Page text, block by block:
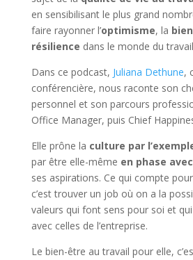
en sensibilisant le plus grand
faire rayonner l’optimisme, la
résilience dans le monde du
Dans ce podcast, Juliana Dethune,
conférencière, nous raconte son
personnel et son parcours
Office Manager, puis Chief
Elle prône la culture par
par être elle-même en phase
ses aspirations. Ce qui compte
c’est trouver un job où on a la
valeurs qui font sens pour soi et
avec celles de l’entreprise.
Le bien-être au travail pour elle,